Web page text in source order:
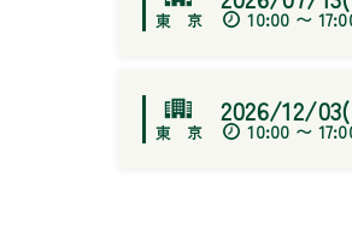
10:00 〜
2026/12/
10:00 〜